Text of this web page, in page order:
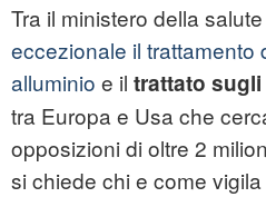
Tra il ministero della
eccezionale il trattamento
alluminio e il trattato
tra Europa e Usa che
opposizioni di oltre 2
si chiede chi e come